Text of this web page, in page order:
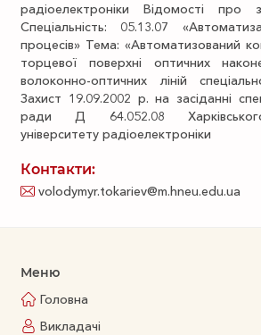
радіоелектроніки Відомості про
Спеціальність: 05.13.07
процесів» Тема: «Автоматизований
торцевої поверхні оптичних
волоконно-оптичних ліній
Захист 19.09.2002 р. на засіданні
ради Д 64.052.08
університету радіоелектроніки
Контакти:
volodymyr.tokariev@m.hneu.edu.ua
Меню
Головна
Викладачі